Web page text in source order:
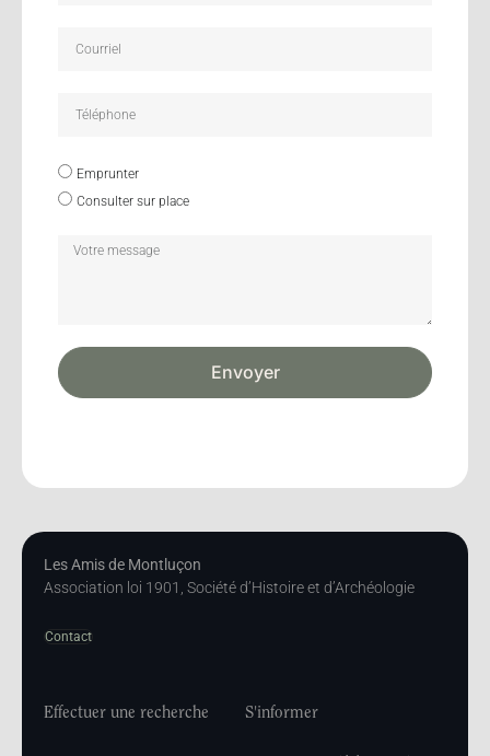
Emprunter
Consulter sur place
Envoyer
Les Amis de Montluçon
Association loi 1901, Société d’Histoire et d’Archéologie
Contact
Effectuer une recherche S'informer